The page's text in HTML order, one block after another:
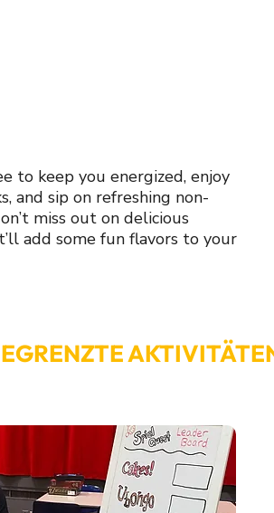
to keep you energized, enjoy
and sip on refreshing non-
miss out on delicious
add some fun flavors to your